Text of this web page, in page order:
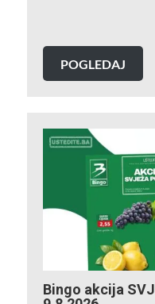
POGLEDAJ
Bingo akcija